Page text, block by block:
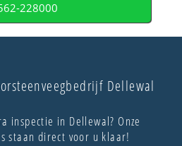
228000
Dellewal
inspectie in Dellewal? Onze
staan direct voor u klaar!